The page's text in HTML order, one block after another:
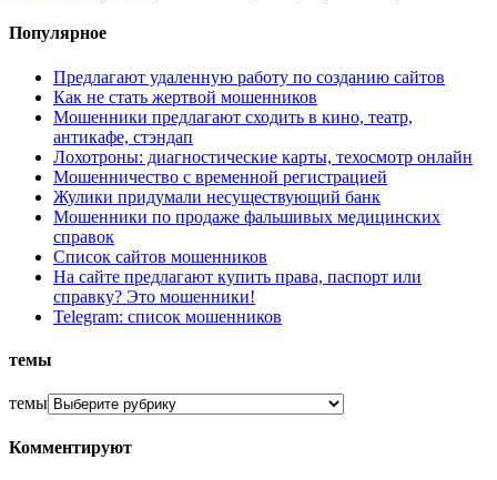
Популярное
Предлагают удаленную работу по созданию сайтов
Как не стать жертвой мошенников
Мошенники предлагают сходить в кино, театр,
антикафе, стэндап
Лохотроны: диагностические карты, техосмотр онлайн
Мошенничество с временной регистрацией
Жулики придумали несуществующий банк
Мошенники по продаже фальшивых медицинских
справок
Список сайтов мошенников
На сайте предлагают купить права, паспорт или
справку? Это мошенники!
Telegram: список мошенников
темы
темы
Комментируют